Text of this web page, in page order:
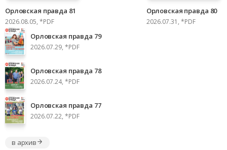
Орловская правда 81
2026.08.05, *PDF
Орловская правда 80
2026.07.31, *PDF
Орловская правда 79
2026.07.29, *PDF
Орловская правда 78
2026.07.24, *PDF
Орловская правда 77
2026.07.22, *PDF
в архив